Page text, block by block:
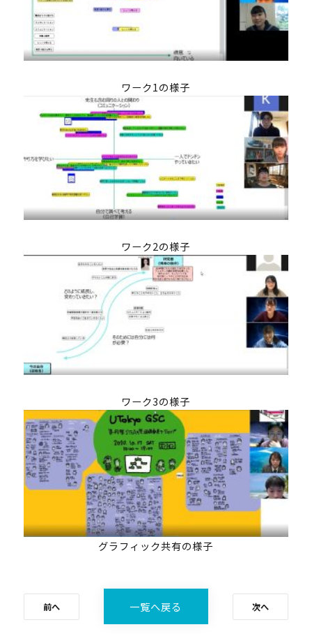
プログラム紹介
体験コース
第一段階
第二段階
第三段階
よくあるご質問
これまでの活動・成果
講義映像
実績と成果
活動レポート
受講生の声
メンバー紹介
ニュース
募集要項
受講生専用ページ
ワーク1の様子
ワーク2の様子
ワーク3の様子
グラフィック共有の様子
前へ 一覧へ戻る 次へ